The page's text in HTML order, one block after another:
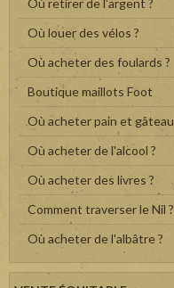
Où retirer de l'argent ?
Où louer des vélos ?
Où acheter des foulards ?
Boutique maillots Foot
Où acheter pain et gâteau
Où acheter de l'alcool ?
Où acheter des livres ?
Comment traverser le Nil ?
Où acheter de l'albâtre ?